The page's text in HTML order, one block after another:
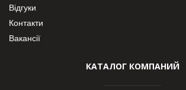
Відгуки
Контакти
Вакансії
КАТАЛОГ КОМПАНИЙ